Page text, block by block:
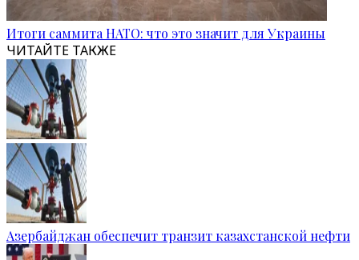
Итоги саммита НАТО: что это значит для Украины
ЧИТАЙТЕ ТАКЖЕ
Азербайджан обеспечит транзит казахстанской нефти